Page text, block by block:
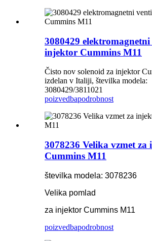
3080429
injektor Cummins M11
Čisto nov solenoid za injektor
izdelan v Italiji, številka modela:
3080429/3811021
poizvedbapodrobnost
3078236 Velika vzmet za
Cummins M11
številka modela: 3078236
Velika pomlad
za injektor Cummins M11
poizvedbapodrobnost